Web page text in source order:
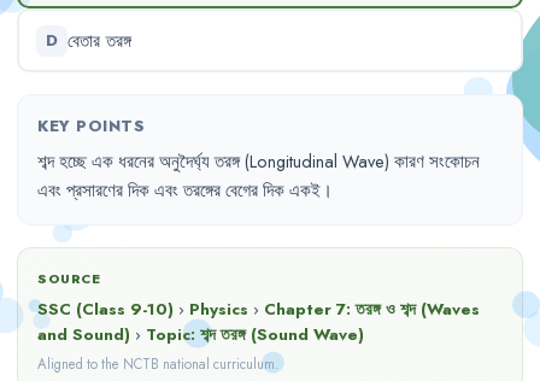
D বেতার তরঙ্গ
KEY POINTS
শব্দহচ্ছেএকধরনেরঅনুদৈর্ঘ্যতরঙ্গ(Longitudinal Wave) কারণসংকোচন
এবং প্রসারণেরদিকএবং তরঙ্গেরবেগেরদিকএকই ।
SOURCE
SSC (Class 9-10) › Physics › Chapter 7:তরঙ্গ ও শব্দ (Waves
and Sound) › Topic: শব্দ তরঙ্গ (Sound Wave)
Aligned to the NCTB national curriculum.